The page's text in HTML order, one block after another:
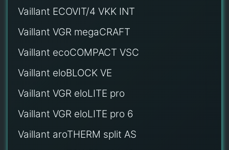
Vaillant ECOVIT/4 VKK INT
Vaillant VGR megaCRAFT
Vaillant ecoCOMPACT VSC
Vaillant eloBLOCK VE
Vaillant VGR eloLITE pro
Vaillant VGR eloLITE pro 6
Vaillant aroTHERM split AS